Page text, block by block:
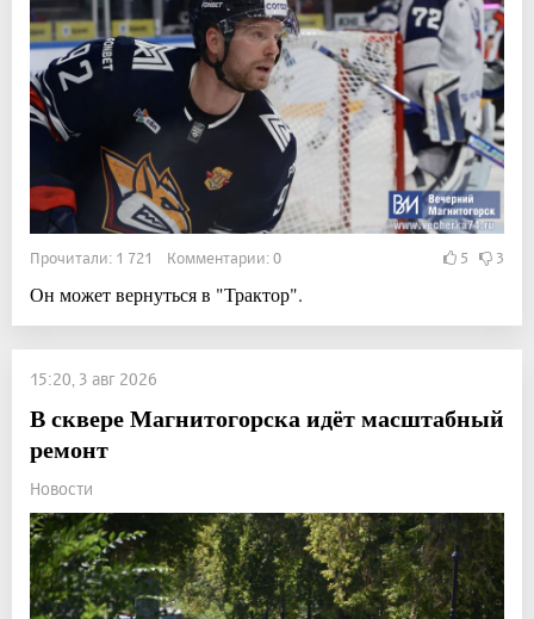
Прочитали: 1 721 Комментарии: 0 5 3
Он может вернуться в "Трактор".
15:20, 3 авг 2026
В сквере Магнитогорска идёт масштабный
ремонт
Новости